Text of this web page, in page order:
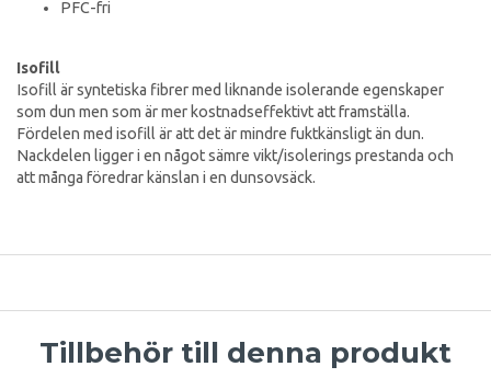
PFC-fri
Isofill
Isofill är syntetiska fibrer med liknande isolerande egenskaper
som dun men som är mer kostnadseffektivt att framställa.
Fördelen med isofill är att det är mindre fuktkänsligt än dun.
Nackdelen ligger i en något sämre vikt/isolerings prestanda och
att många föredrar känslan i en dunsovsäck.
Tillbehör till denna produkt